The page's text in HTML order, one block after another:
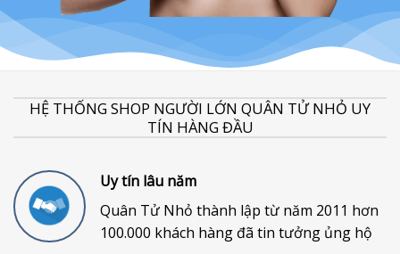
HỆ THỐNG SHOP NGƯỜI LỚN QUÂN TỬ NHỎ UY
TÍN HÀNG ĐẦU
Uy tín lâu năm
Quân Tử Nhỏ thành lập từ năm 2011 hơn
100.000 khách hàng đã tin tưởng ủng hộ